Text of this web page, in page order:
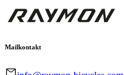
Mailkontakt